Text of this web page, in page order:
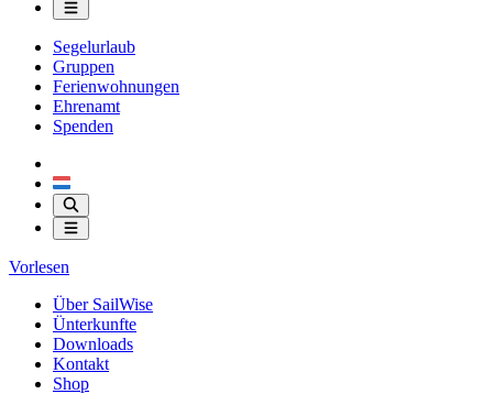
Segelurlaub
Gruppen
Ferienwohnungen
Ehrenamt
Spenden
Vorlesen
Über SailWise
Ünterkunfte
Downloads
Kontakt
Shop